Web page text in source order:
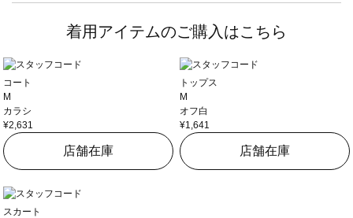
着用アイテムのご購入はこちら
コート
M
カラシ
¥2,631
店舗在庫
トップス
M
オフ白
¥1,641
店舗在庫
スカート